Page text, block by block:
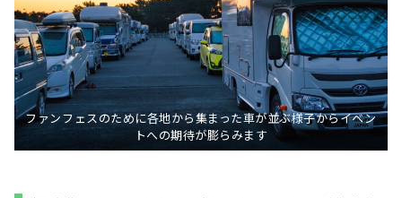
ファンフェスのために各地から集まった車が並ぶ様子からイベン
トへの期待が膨らみます